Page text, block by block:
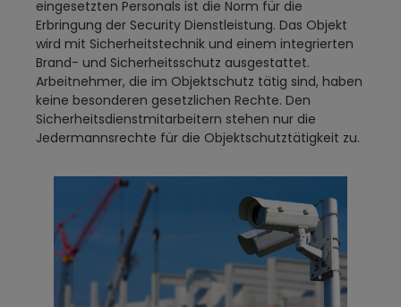
eingesetzten Personals ist die Norm für die
Erbringung der Security Dienstleistung. Das Objekt
wird mit Sicherheitstechnik und einem integrierten
Brand- und Sicherheitsschutz ausgestattet.
Arbeitnehmer, die im Objektschutz tätig sind, haben
keine besonderen gesetzlichen Rechte. Den
Sicherheitsdienstmitarbeitern stehen nur die
Jedermannsrechte für die Objektschutztätigkeit zu.